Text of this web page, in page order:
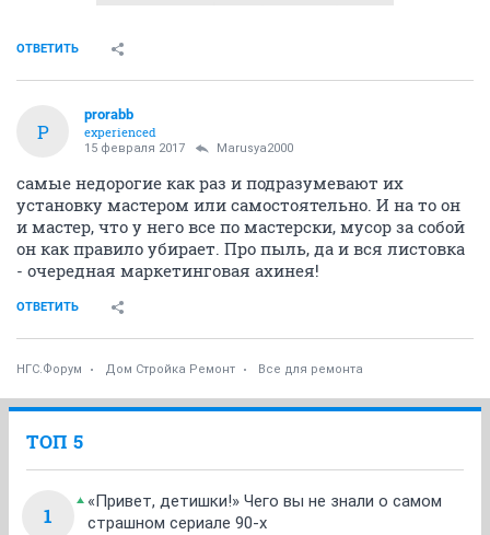
ОТВЕТИТЬ
P
prorabb
experienced
15 февраля 2017 Marusya2000
самые недорогие как раз и подразумевают их
установку мастером или самостоятельно. И на то он
и мастер, что у него все по мастерски, мусор за собой
он как правило убирает. Про пыль, да и вся листовка
- очередная маркетинговая ахинея!
ОТВЕТИТЬ
НГС.Форум Дом Стройка Ремонт Все для ремонта
ТОП 5
1
«Привет, детишки!» Чего вы не знали о самом
страшном сериале 90-х